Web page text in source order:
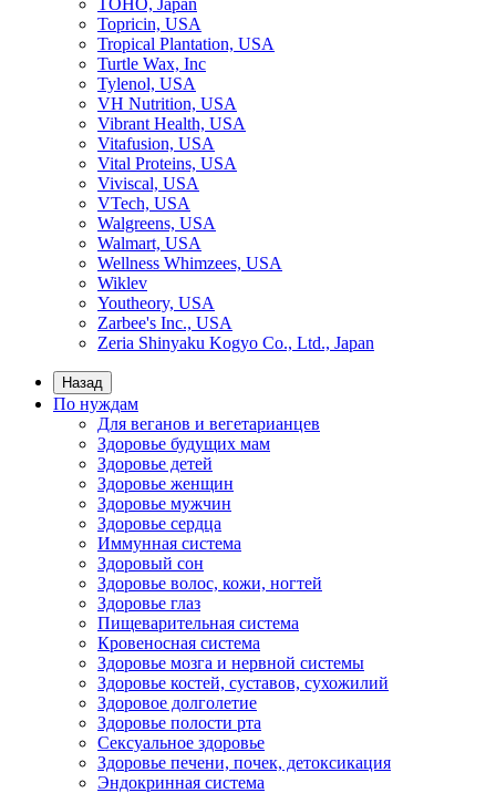
TOHO, Japan
Topricin, USA
Tropical Plantation, USA
Turtle Wax, Inc
Tylenol, USA
VH Nutrition, USA
Vibrant Health, USA
Vitafusion, USA
Vital Proteins, USA
Viviscal, USA
VTech, USA
Walgreens, USA
Walmart, USA
Wellness Whimzees, USA
Wiklev
Youtheory, USA
Zarbee's Inc., USA
Zeria Shinyaku Kogyo Co., Ltd., Japan
Назад
По нуждам
Для веганов и вегетарианцев
Здоровье будущих мам
Здоровье детей
Здоровье женщин
Здоровье мужчин
Здоровье сердца
Иммунная система
Здоровый сон
Здоровье волос, кожи, ногтей
Здоровье глаз
Пищеварительная система
Кровеносная система
Здоровье мозга и нервной системы
Здоровье костей, суставов, сухожилий
Здоровое долголетие
Здоровье полости рта
Сексуальное здоровье
Здоровье печени, почек, детоксикация
Эндокринная система